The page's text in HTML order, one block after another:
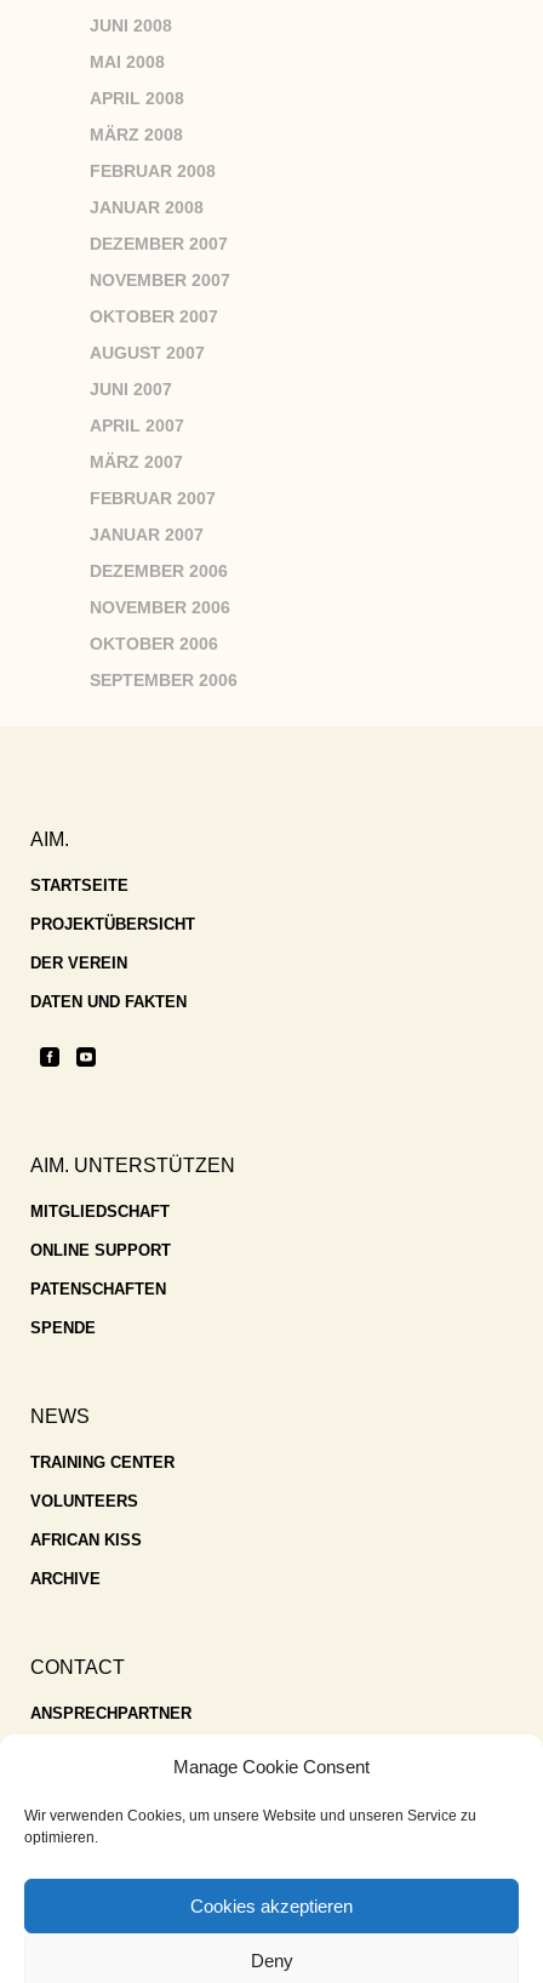
Manage Cookie Consent
Wir verwenden Cookies, um unsere Website und unseren Service zu
optimieren.
Cookies akzeptieren
Deny
JUNI 2008
MAI 2008
APRIL 2008
MÄRZ 2008
FEBRUAR 2008
JANUAR 2008
DEZEMBER 2007
NOVEMBER 2007
OKTOBER 2007
AUGUST 2007
JUNI 2007
APRIL 2007
MÄRZ 2007
FEBRUAR 2007
JANUAR 2007
DEZEMBER 2006
NOVEMBER 2006
OKTOBER 2006
SEPTEMBER 2006
AIM.
STARTSEITE
PROJEKTÜBERSICHT
DER VEREIN
DATEN UND FAKTEN
AIM. UNTERSTÜTZEN
MITGLIEDSCHAFT
ONLINE SUPPORT
PATENSCHAFTEN
SPENDE
NEWS
TRAINING CENTER
VOLUNTEERS
AFRICAN KISS
ARCHIVE
CONTACT
ANSPRECHPARTNER
IMPRESSUM
COOKIE-RICHTLINIE (EU)